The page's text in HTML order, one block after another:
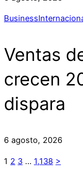
Business
Ventas
crecen
dispara
6 agosto, 2026
1 2 3 … 1,138 >